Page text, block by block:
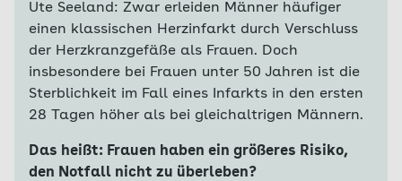
Ute Seeland: Zwar erleiden Männer häufiger
einen klassischen Herzinfarkt durch Verschluss
der Herzkranzgefäße als Frauen. Doch
insbesondere bei Frauen unter 50 Jahren ist die
Sterblichkeit im Fall eines Infarkts in den ersten
28 Tagen höher als bei gleichaltrigen Männern.
Das heißt: Frauen haben ein größeres Risiko,
den Notfall nicht zu überleben?